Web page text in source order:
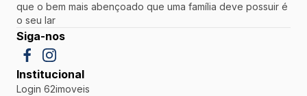
que o bem mais abençoado que uma família deve possuir é
o seu lar
Siga-nos
Institucional
Login 62imoveis